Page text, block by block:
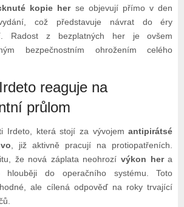
kopie herse objevují přímo v den
což představuje návrat do éry
Radost z bezplatných her je ovšem
bezpečnostním ohrožením celého
reaguje na
průlom
Irdeto, která stojí za vývojemantipirátsé
, již aktivně pracují na protiopatřeních.
že nová záplata neohrozívýkon hera
hlouběji do operačního systému. Toto
ale cílená odpověď na roky trvající